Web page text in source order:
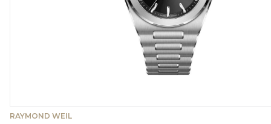
RAYMOND WEIL